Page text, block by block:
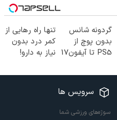
گردونه شانس
بدون پوچ از
PS5 تا آیفون17
تنها راه رهایی از
کمر درد بدون
نیاز به دارو!
سرویس ها
سوژه‌های ورزشی شما